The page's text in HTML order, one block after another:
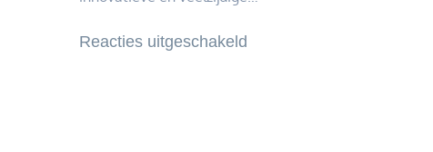
Reacties uitgeschakeld